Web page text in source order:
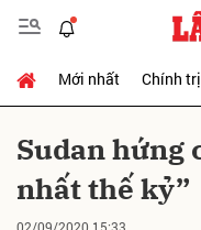
Mới nhất Chính trị
Sudan hứng
nhất thế kỷ”
Gửi bình luận